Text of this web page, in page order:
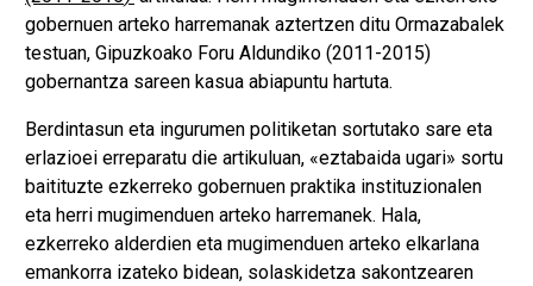
gobernuen arteko harremanak aztertzen ditu Ormazabalek
testuan, Gipuzkoako Foru Aldundiko (2011-2015)
gobernantza sareen kasua abiapuntu hartuta.
Berdintasun eta ingurumen politiketan sortutako sare eta
erlazioei erreparatu die artikuluan, «eztabaida ugari» sortu
baitituzte ezkerreko gobernuen praktika instituzionalen
eta herri mugimenduen arteko harremanek. Hala,
ezkerreko alderdien eta mugimenduen arteko elkarlana
emankorra izateko bidean, solaskidetza sakontzearen